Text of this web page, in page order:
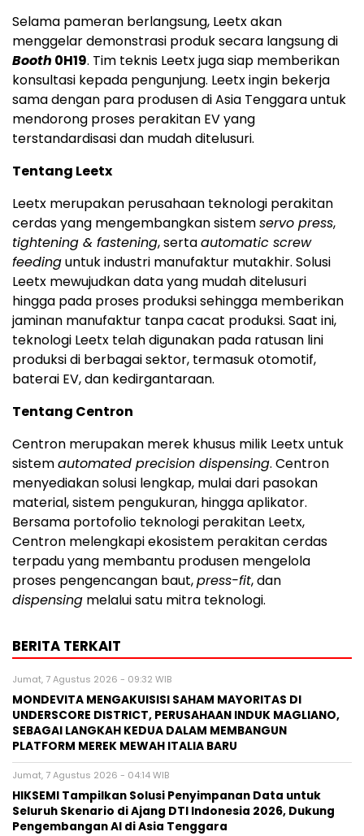
Selama pameran berlangsung, Leetx akan
menggelar demonstrasi produk secara langsung di
Booth 0H19. Tim teknis Leetx juga siap memberikan
konsultasi kepada pengunjung. Leetx ingin bekerja
sama dengan para produsen di Asia Tenggara untuk
mendorong proses perakitan EV yang
terstandardisasi dan mudah ditelusuri.
Tentang Leetx
Leetx merupakan perusahaan teknologi perakitan
cerdas yang mengembangkan sistemservo press,
tightening & fastening, sertaautomatic screw
feedinguntuk industri manufaktur mutakhir. Solusi
Leetx mewujudkan data yang mudah ditelusuri
hingga pada proses produksi sehingga memberikan
jaminan manufaktur tanpa cacat produksi. Saat ini,
teknologi Leetx telah digunakan pada ratusan lini
produksi di berbagai sektor, termasuk otomotif,
baterai EV, dan kedirgantaraan.
Tentang Centron
Centron merupakan merek khusus milik Leetx untuk
sistemautomated precision dispensing. Centron
menyediakan solusi lengkap, mulai dari pasokan
material, sistem pengukuran, hingga aplikator.
Bersama portofolio teknologi perakitan Leetx,
Centron melengkapi ekosistem perakitan cerdas
terpadu yang membantu produsen mengelola
proses pengencangan baut,press-fit, dan
dispensing melalui satu mitra teknologi.
BERITA TERKAIT
Jumat, 7 Agustus 2026 - 09:32 WIB
MONDEVITA MENGAKUISISI SAHAM MAYORITAS DI
UNDERSCORE DISTRICT, PERUSAHAAN INDUK MAGLIANO,
SEBAGAI LANGKAH KEDUA DALAM MEMBANGUN
PLATFORM MEREK MEWAH ITALIA BARU
Jumat, 7 Agustus 2026 - 04:14 WIB
HIKSEMI Tampilkan Solusi Penyimpanan Data untuk
Seluruh Skenario di Ajang DTI Indonesia 2026, Dukung
Pengembangan AI di Asia Tenggara